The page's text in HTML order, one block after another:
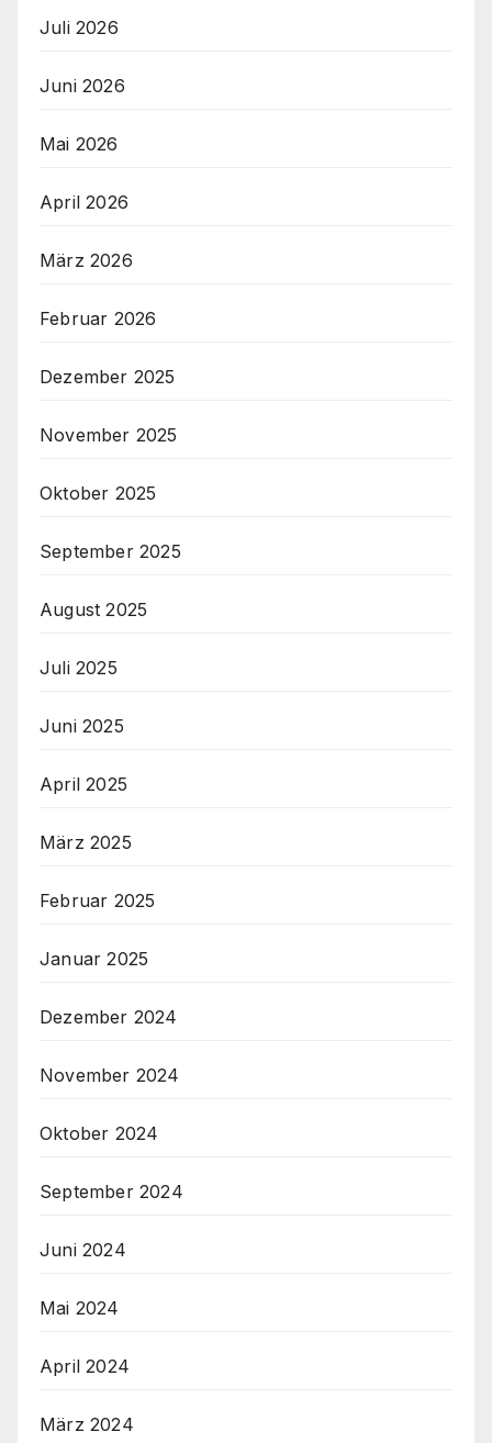
Juli 2026
Juni 2026
Mai 2026
April 2026
März 2026
Februar 2026
Dezember 2025
November 2025
Oktober 2025
September 2025
August 2025
Juli 2025
Juni 2025
April 2025
März 2025
Februar 2025
Januar 2025
Dezember 2024
November 2024
Oktober 2024
September 2024
Juni 2024
Mai 2024
April 2024
März 2024